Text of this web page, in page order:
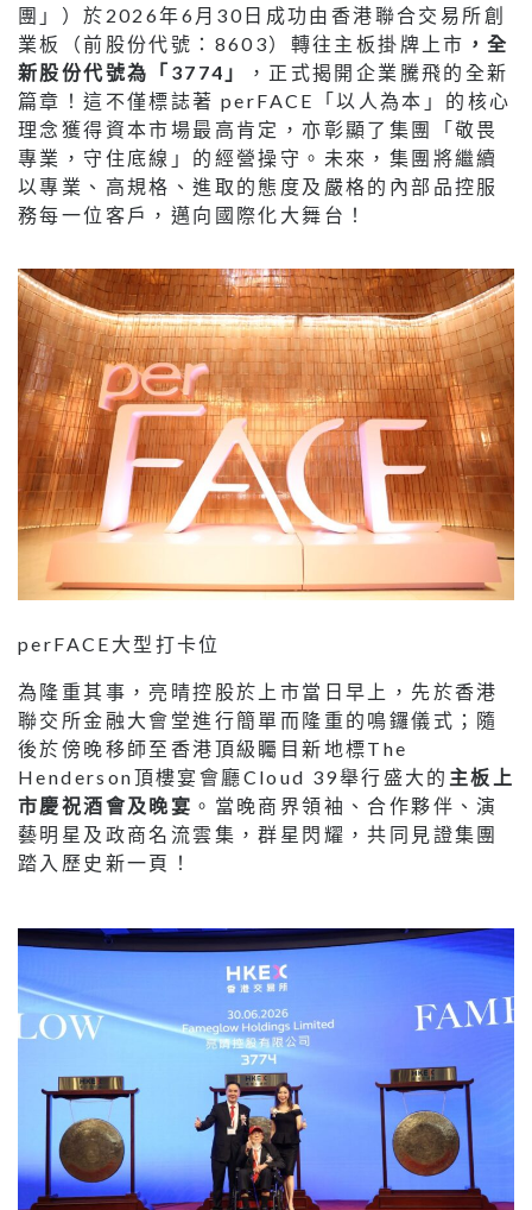
團」）於2026年6月30日成功由香港聯合交易所創
業板（前股份代號：8603）轉往主板掛牌上市 ，全
新股份代號為「3774」
，正式揭開企業騰飛的全新
篇章！這不僅標誌著 perFACE「以人為本」的核心
理念獲得資本市場最高肯定，亦彰顯了集團「敬畏
專業，守住底線」的經營操守。未來，集團將繼續
以專業、高規格、進取的態度及嚴格的內部品控服
務每一位客戶，邁向國際化大舞台！
perFACE大型打卡位
為隆重其事，亮晴控股於上市當日早上，先於香港
聯交所金融大會堂進行簡單而隆重的鳴鑼儀式；隨
後於傍晚移師至香港頂級矚目新地標The
Henderson頂樓宴會廳Cloud 39舉行盛大的 主板上
市慶祝酒會及晚宴 。當晚商界領袖、合作夥伴、演
藝明星及政商名流雲集，群星閃耀，共同見證集團
踏入歷史新一頁！